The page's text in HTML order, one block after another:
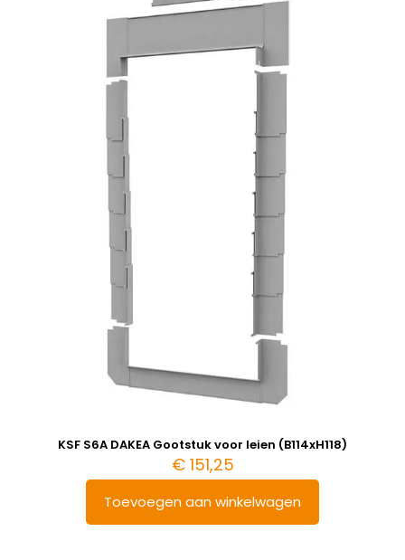
KSF S6A DAKEA Gootstuk voor leien (B114xH118)
€151,25
Toevoegen aan winkelwagen